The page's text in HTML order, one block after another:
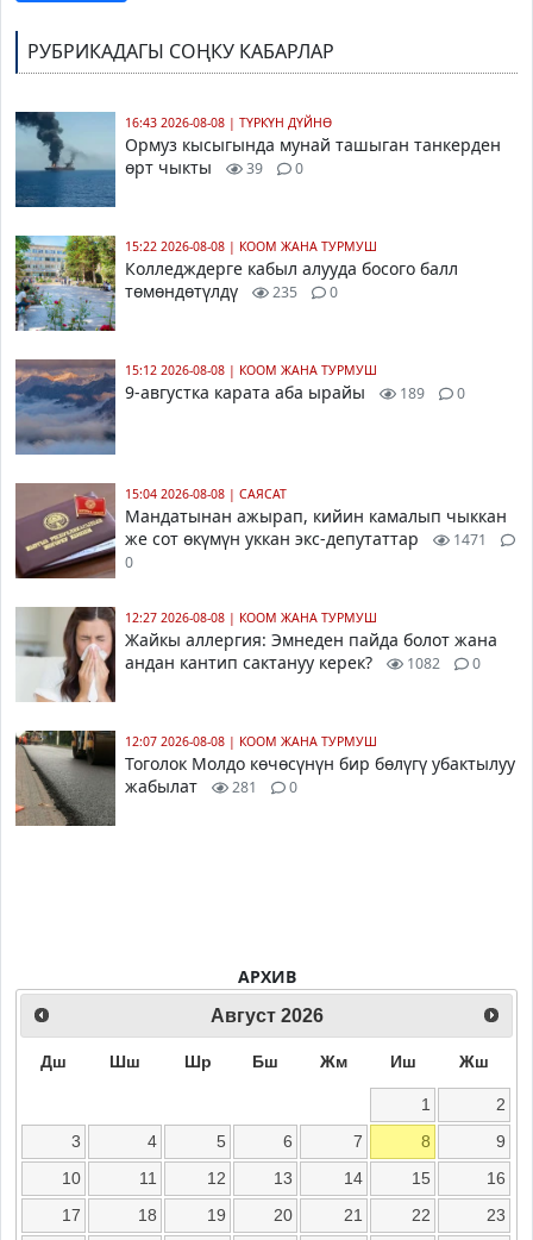
РУБРИКАДАГЫ СОҢКУ КАБАРЛАР
16:43 2026-08-08 | ТҮРКҮН ДҮЙНӨ
Ормуз кысыгында мунай ташыган танкерден
өрт чыкты
39 0
15:22 2026-08-08 | КООМ ЖАНА ТУРМУШ
Колледждерге кабыл алууда босого балл
төмөндөтүлдү
235 0
15:12 2026-08-08 | КООМ ЖАНА ТУРМУШ
9-августка карата аба ырайы 189 0
15:04 2026-08-08 | САЯСАТ
Мандатынан ажырап, кийин камалып чыккан
же сот өкүмүн уккан экс-депутаттар
1471
0
12:27 2026-08-08 | КООМ ЖАНА ТУРМУШ
Жайкы аллергия: Эмнеден пайда болот жана
андан кантип сактануу керек?
1082 0
12:07 2026-08-08 | КООМ ЖАНА ТУРМУШ
Тоголок Молдо көчөсүнүн бир бөлүгү убактылуу
жабылат
281 0
АРХИВ
Август 2026
Дш Шш Шр Бш Жм Иш Жш
1
2
3
4 5 6 7 8
9
10
11 12 13 14 15
16
17
18 19 20 21 22 23